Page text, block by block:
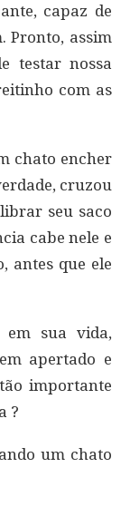
capaz de
Pronto, assim
testar nossa
com as
chato encher
cruzou
seu saco
cabe nele e
antes que ele
em sua vida,
apertado e
importante
?
um chato